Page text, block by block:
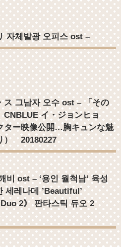
자체발광 오피스 ost –
ス 그남자 오수 ost – 「その
CNBLUE イ・ジョンヒョ
ター映像公開…胸キュンな魅
） 20180227
비 ost – ‘용인 월척남’ 육성
세레나데 ’Beautiful’
2》 판타스틱 듀오 2